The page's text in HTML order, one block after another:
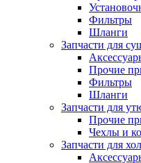
Фильтры
Шланги
Запчасти для
Прочие
Фильтры
Шланги
Запчасти для
Прочие
Чехлы и
Запчасти для